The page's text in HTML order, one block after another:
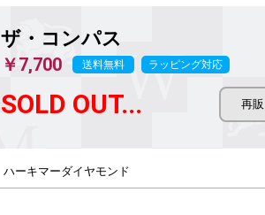
ザ・コンパス
￥7,700 送料無料 ラッピング対応
SOLD OUT...
ハーキマーダイヤモンド